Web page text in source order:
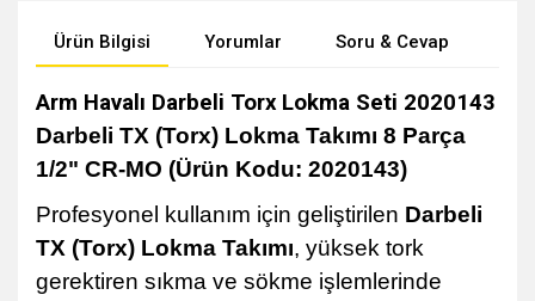
Ürün Bilgisi Yorumlar Soru & Cevap
Arm Havalı Darbeli Torx Lokma Seti 2020143
Darbeli TX (Torx) Lokma Takımı 8 Parça
1/2" CR-MO (Ürün Kodu: 2020143)
Profesyonel kullanım için geliştirilen Darbeli
TX (Torx) Lokma Takımı, yüksek tork
gerektiren sıkma ve sökme işlemlerinde